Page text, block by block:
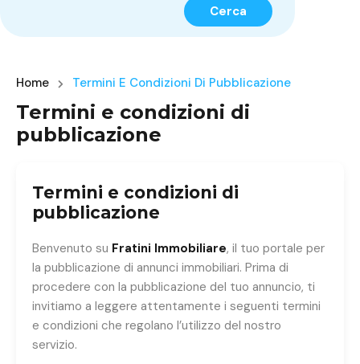
Cerca
Home Termini E Condizioni Di Pubblicazione
Termini e condizioni di
pubblicazione
Termini e condizioni di
pubblicazione
Benvenuto su Fratini Immobiliare, il tuo portale per
la pubblicazione di annunci immobiliari. Prima di
procedere con la pubblicazione del tuo annuncio, ti
invitiamo a leggere attentamente i seguenti termini
e condizioni che regolano l’utilizzo del nostro
servizio.